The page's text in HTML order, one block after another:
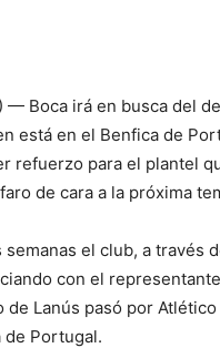
— Boca irá en busca del
está en el Benfica de
refuerzo para el plantel
de cara a la próxima
semanas el club, a través
con el
de Lanús pasó por
de Portugal.